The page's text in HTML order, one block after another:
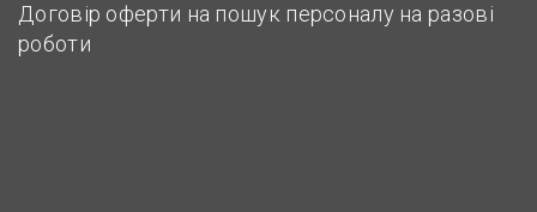
Договір оферти на пошук персоналу на разові
роботи